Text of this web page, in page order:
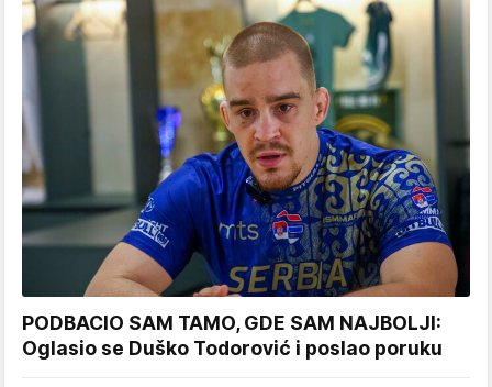
PODBACIO SAM TAMO, GDE SAM NAJBOLJI:
Oglasio se Duško Todorović i poslao poruku